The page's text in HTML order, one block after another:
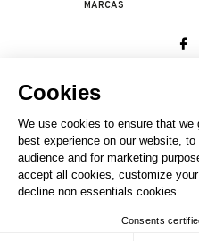
MARCAS
UNA EMPRESA DEL